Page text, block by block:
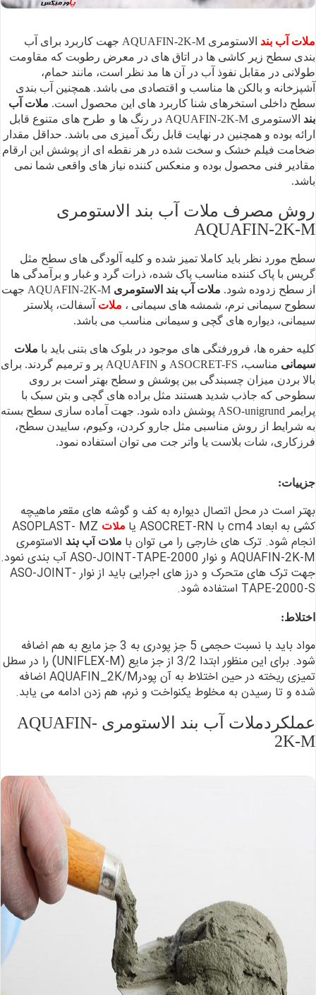
ملات آب بند الاستومری AQUAFIN-2K-M جهت کاربرد
برای آب
بندی سطح زیر کاشی ها در اتاق های در معرض رطوبت که مقاومت
طولانی در مقابل نفوذ آب در آن ها مد نظر است، مانند حمام،
آشپزخانه و بالکن ها مناسب و اقتصادی می باشد. همچنین آب بندی
سطح داخلی استخرهای شنا کاربرد های این محصول است. ملات آب
بند الاستومری AQUAFIN-2K-M در رنگ ها و
طرح های متنوع قابل
ارائه بوده و همچنین در نهایت قابل رنگ آمیزی می باشد. حداقل مقدار
ضخامت فیلم خشک و سخت شده در هر نقطه ای از پوشش این ارقام
مقادیر فنی محصول بوده و منعکس کننده نیاز های واقعی شما نمی
باشد.
روش مصرف ملات آب بند الاستومری
AQUAFIN-2K-M
سطح مورد نظر باید کاملا تمیز شده و کلیه آلودگی های سطح مثل
گریس با پاک کننده مناسب پاک شده، ذرات گرد و غبار و برآمدگی ها
از سطح زدوده شود. ملات آب بند الاستومری
AQUAFIN-2K-M جهت
سطوح سیمانی نرم، شمشه های سیمانی ، ملات آسفالت، پلاستر
سیمانی، دیواره های گچی و سیمانی مناسب می باشد.
کلیه حفره ها، فرورفتگی های موجود در بلوک های بتنی باید با ملات
سیمانی مناسب، ASOCRET-FS و AQUAFIN پر و ترمیم گردند. برای
بالا بردن میزان چسبندگی بین پوشش و سطح بهتر است بر روی
سطوحی که جاذب شدید هستند مثل براده های گچی و بتن سبک با
پرایمر ASO-unigrund پوشش داده شود.
جهت آماده سازی سطح بسته
به شرایط از روش مناسبی مثل جارو کردن، وکیوم، ساییدن سطح،
فرزکاری، شات بلاست یا واتر جت می توان استفاده نمود.
جزییات:
بهتر است در محل اتصال دیواره به کف و گوشه های مقعر ماهیچه
کشی به ابعاد cm4 با ASOCRET-RN یا
ملات ASOPLAST- MZ
انجام شود. ترک های خارجی را می توان با ملات آب بند الاستومری
AQUAFIN-2K-M و نوار ASO-JOINT-TAPE-2000 آب بندی
نمود.
جهت ترک های متحرک و
درز های اجرایی باید از نوار ASO-JOINT-
TAPE-2000-S استفاده شود.
اختلاط:
مواد باید با نسبت حجمی
5 جز پودری به 3 جز مایع به هم اضافه
شود. برای این منظور ابتدا 3/2 از جز مایع (UNIFLEX-M) را در سطل
تمیزی ریخته
در حین اختلاط به آن پودرAQUAFIN_2K/M اضافه
شده و تا رسیدن به مخلوط یکنواخت ونرم، هم زدن ادامه می یابد.
عملکردملات آب بند الاستومری AQUAFIN-
2K-M